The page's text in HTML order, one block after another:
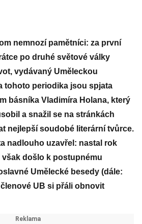
nemnozí pamětníci: za první
po druhé světové války
vydávaný Uměleckou
tohoto periodika jsou spjata
básníka Vladimíra Holana, který
a snažil se na stránkách
nejlepší soudobé literární tvůrce.
nadlouho uzavřel: nastal rok
však došlo k postupnému
Umělecké besedy (dále:
UB si přáli obnovit